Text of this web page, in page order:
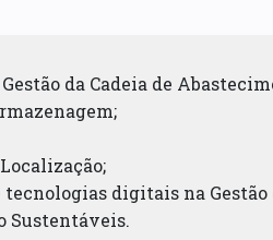
da Cadeia de
digitais na
Sustentáveis.